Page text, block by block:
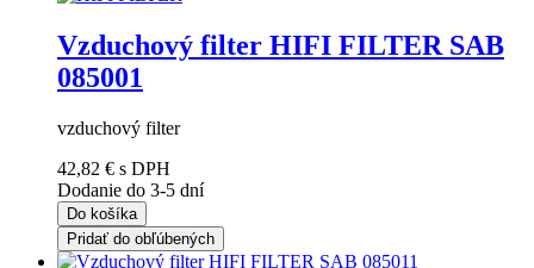
Vzduchový filter HIFI FILTER SAB
085001
vzduchový filter
42,82 € s DPH
Dodanie do 3-5 dní
Do košíka
Pridať do obľúbených